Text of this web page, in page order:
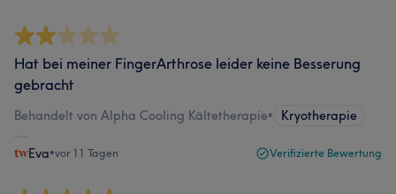
Hat bei meiner FingerArthrose leider keine Besserung
gebracht
Behandelt von Alpha Cooling Kältetherapie• Kryotherapie
Eva•vor 11 Tagen Verifizierte Bewertung